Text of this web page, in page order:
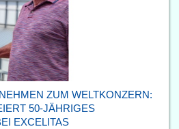
ZUM WELTKONZERN:
50-JÄHRIGES
EXCELITAS